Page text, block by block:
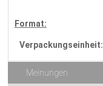
Format:
Verpackungseinheit:
Meinungen